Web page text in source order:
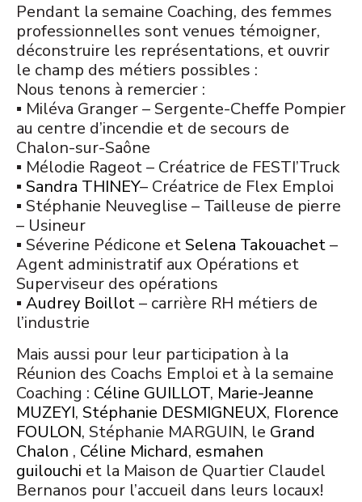
Pendant la semaine Coaching, des femmes
professionnelles sont venues témoigner,
déconstruire les représentations, et ouvrir
le champ des métiers possibles :
Nous tenons à remercier :
▪ Miléva Granger – Sergente-Cheffe Pompier
au centre d’incendie et de secours de
Chalon-sur-Saône
▪ Mélodie Rageot – Créatrice de FESTI’Truck
▪ Sandra THINEY– Créatrice de Flex Emploi
▪ Stéphanie Neuveglise – Tailleuse de pierre
– Usineur
▪ Séverine Pédicone etSelena Takouachet–
Agent administratif aux Opérations et
Superviseur des opérations
▪ Audrey Boillot– carrière RH métiers de
l’industrie
Mais aussi pour leur participation à la
Réunion des Coachs Emploi et à la semaine
Coaching : Céline GUILLOT, Marie-Jeanne
MUZEYI, Stéphanie DESMIGNEUX, Florence
FOULON, Stéphanie MARGUIN, le Grand
Chalon , Céline Michard, esmahen
guilouchi et la Maison de Quartier Claudel
Bernanos pour l’accueil dans leurs locaux!